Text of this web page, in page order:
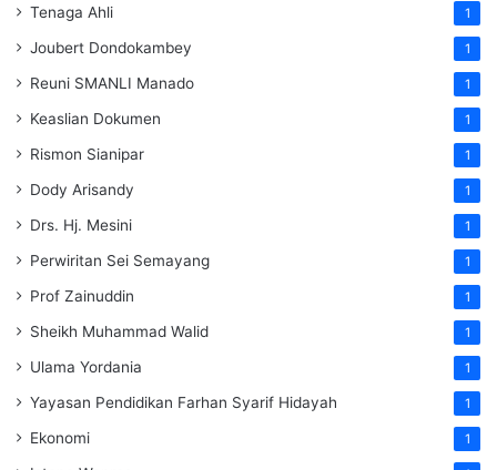
Tenaga Ahli 1
Joubert Dondokambey 1
Reuni SMANLI Manado 1
Keaslian Dokumen 1
Rismon Sianipar 1
Dody Arisandy 1
Drs. Hj. Mesini 1
Perwiritan Sei Semayang 1
Prof Zainuddin 1
Sheikh Muhammad Walid 1
Ulama Yordania 1
Yayasan Pendidikan Farhan Syarif Hidayah 1
Ekonomi 1